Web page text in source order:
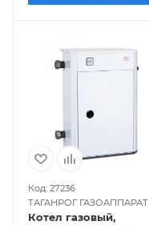
Код: 27236
ТАГАНРОГ ГАЗОАППАРАТ
Котел газовый,